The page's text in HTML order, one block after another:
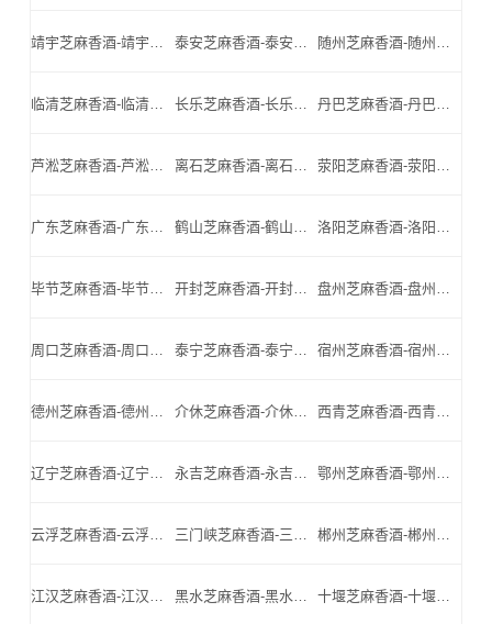
靖宇芝麻香酒-靖宇名酒-靖宇小北门_靖宇芝麻香酒厂家 泰安芝麻香酒-泰安名酒-泰安小北门_泰安芝麻香酒厂家 随州芝麻香酒-随州名酒-随州小北门_随州芝麻香酒厂家
临清芝麻香酒-临清名酒-临清小北门_临清芝麻香酒厂家 长乐芝麻香酒-长乐名酒-长乐小北门_长乐芝麻香酒厂家 丹巴芝麻香酒-丹巴名酒-丹巴小北门_丹巴芝麻香酒厂家
芦淞芝麻香酒-芦淞名酒-芦淞小北门_芦淞芝麻香酒厂家 离石芝麻香酒-离石名酒-离石小北门_离石芝麻香酒厂家 荥阳芝麻香酒-荥阳名酒-荥阳小北门_荥阳芝麻香酒厂家
广东芝麻香酒-广东名酒-广东小北门_广东芝麻香酒厂家 鹤山芝麻香酒-鹤山名酒-鹤山小北门_鹤山芝麻香酒厂家 洛阳芝麻香酒-洛阳名酒-洛阳小北门_洛阳芝麻香酒厂家
毕节芝麻香酒-毕节名酒-毕节小北门_毕节芝麻香酒厂家 开封芝麻香酒-开封名酒-开封小北门_开封芝麻香酒厂家 盘州芝麻香酒-盘州名酒-盘州小北门_盘州芝麻香酒厂家
周口芝麻香酒-周口名酒-周口小北门_周口芝麻香酒厂家 泰宁芝麻香酒-泰宁名酒-泰宁小北门_泰宁芝麻香酒厂家 宿州芝麻香酒-宿州名酒-宿州小北门_宿州芝麻香酒厂家
德州芝麻香酒-德州名酒-德州小北门_德州芝麻香酒厂家 介休芝麻香酒-介休名酒-介休小北门_介休芝麻香酒厂家 西青芝麻香酒-西青名酒-西青小北门_西青芝麻香酒厂家
辽宁芝麻香酒-辽宁名酒-辽宁小北门_辽宁芝麻香酒厂家 永吉芝麻香酒-永吉名酒-永吉小北门_永吉芝麻香酒厂家 鄂州芝麻香酒-鄂州名酒-鄂州小北门_鄂州芝麻香酒厂家
云浮芝麻香酒-云浮名酒-云浮小北门_云浮芝麻香酒厂家 三门峡芝麻香酒-三门峡名酒-三门峡小北门_三门峡芝麻香酒厂家 郴州芝麻香酒-郴州名酒-郴州小北门_郴州芝麻香酒厂家
江汉芝麻香酒-江汉名酒-江汉小北门_江汉芝麻香酒厂家 黑水芝麻香酒-黑水名酒-黑水小北门_黑水芝麻香酒厂家 十堰芝麻香酒-十堰名酒-十堰小北门_十堰芝麻香酒厂家